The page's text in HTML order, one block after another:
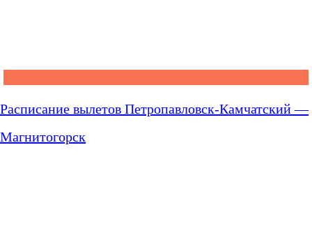
Расписание вылетов Петропавловск-Камчатский —
Магнитогорск